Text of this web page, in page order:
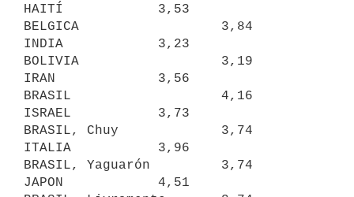
HAITÍ            3,53
BELGICA                  3,84
INDIA            3,23
BOLIVIA                  3,19
IRAN             3,56
BRASIL                   4,16
ISRAEL           3,73
BRASIL, Chuy             3,74
ITALIA           3,96
BRASIL, Yaguarón         3,74
JAPON            4,51